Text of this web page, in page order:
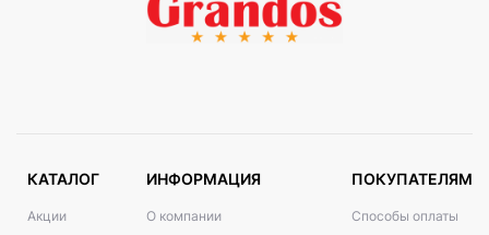
КАТАЛОГ
Акции
ИНФОРМАЦИЯ
О компании
ПОКУПАТЕЛЯМ
Способы оплаты